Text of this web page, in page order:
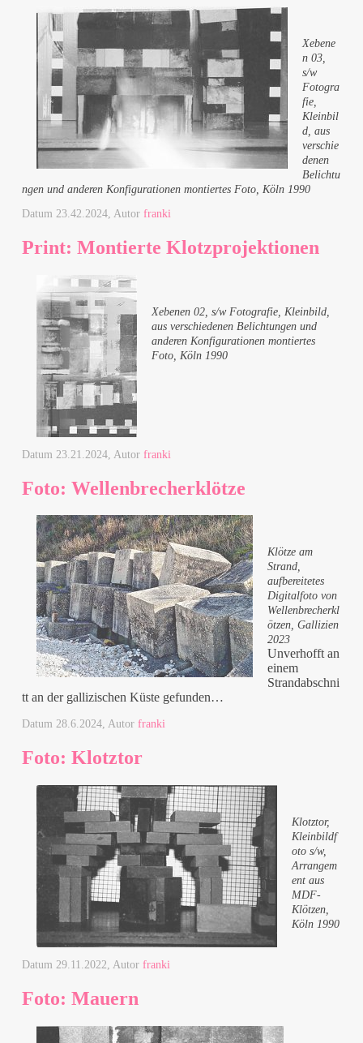
Xebene
n 03,
s/w
Fotogra
fie,
Kleinbil
d, aus
verschie
denen
Belichtu
ngen und anderen Konfigurationen montiertes Foto, Köln 1990
Datum23.42.2024, Autorfranki
Print: Montierte Klotzprojektionen
Xebenen 02, s/w Fotografie, Kleinbild,
aus verschiedenen Belichtungen und
anderen Konfigurationen montiertes
Foto, Köln 1990
Datum 23.21.2024 , Autorfranki
Foto: Wellenbrecherklötze
Klötze am
Strand,
aufbereitetes
Digitalfoto von
Wellenbrecherkl
ötzen, Gallizien
2023
Unverhofft an
einem
Strandabschni
tt an der gallizischen Küste gefunden…
Datum28.6.2024, Autorfranki
Foto: Klotztor
Klotztor,
Kleinbildf
oto s/w,
Arrangem
ent aus
MDF-
Klötzen,
Köln 1990
Datum 29.11.2022 , Autorfranki
Foto: Mauern